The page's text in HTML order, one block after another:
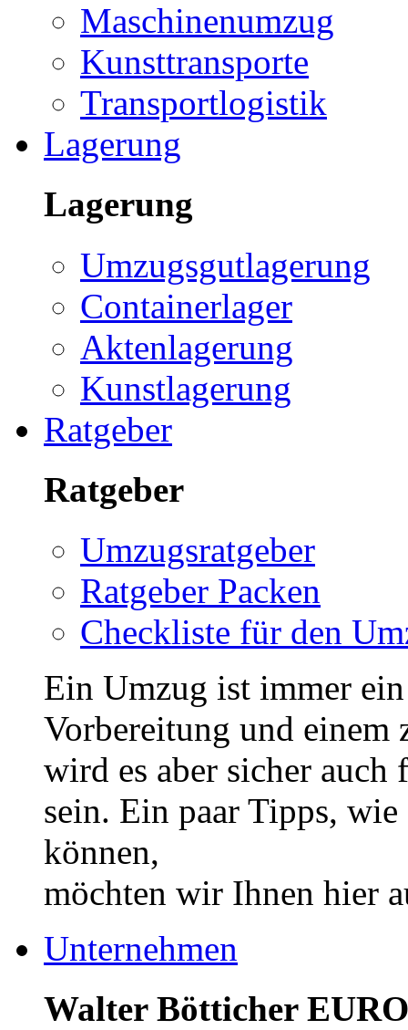
Maschinenumzug
Kunsttransporte
Transportlogistik
Lagerung
Lagerung
Umzugsgutlagerung
Containerlager
Aktenlagerung
Kunstlagerung
Ratgeber
Ratgeber
Umzugsratgeber
Ratgeber Packen
Checkliste für den
Ein Umzug ist immer
Vorbereitung und einem
wird es aber sicher
sein. Ein paar Tipps,
können,
möchten wir Ihnen hier
Unternehmen
Walter Bötticher